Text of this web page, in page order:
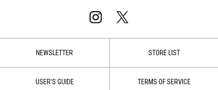
NEWSLETTER STORE LIST
USER'S GUIDE TERMS OF SERVICE